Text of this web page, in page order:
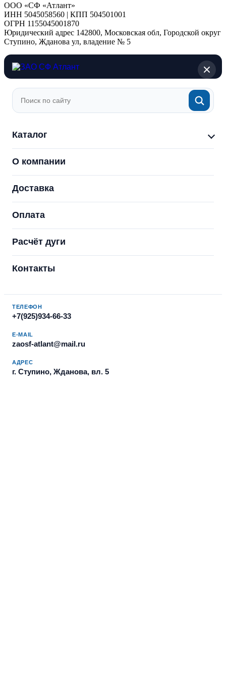
ООО «СФ «Атлант»
ИНН 5045058560 | КПП 504501001
ОГРН 1155045001870
Юридический адрес 142800, Московская обл, Городской округ
Ступино, Жданова ул, владение № 5
Каталог
О компании
Доставка
Оплата
Расчёт дуги
Контакты
ТЕЛЕФОН
+7(925)934-66-33
E-MAIL
zaosf-atlant@mail.ru
АДРЕС
г. Ступино, Жданова, вл. 5